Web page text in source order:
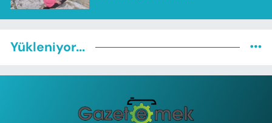
Yükleniyor...